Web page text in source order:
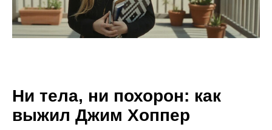
Ни тела, ни похорон: как
выжил Джим Хоппер